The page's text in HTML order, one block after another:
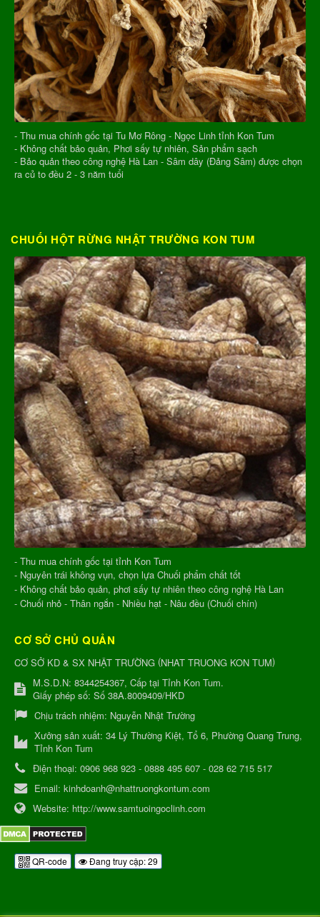
- Thu mua chính gốc tại Tu Mơ Rông - Ngọc Linh tỉnh Kon Tum
- Không chất bảo quản, Phơi sấy tự nhiên, Sản phẩm sạch
- Bảo quản theo công nghệ Hà Lan - Sâm dây (Đảng Sâm) được chọn
ra củ to đều 2 - 3 năm tuổi
CHUỐI HỘT RỪNG NHẬT TRƯỜNG KON TUM
- Thu mua chính gốc tại tỉnh Kon Tum
- Nguyên trái không vụn, chọn lựa Chuối phẩm chất tốt
- Không chất bảo quản, phơi sấy tự nhiên theo công nghệ Hà Lan
- Chuối nhỏ - Thân ngắn - Nhiều hạt - Nâu đều (Chuối chín)
CƠ SỞ CHỦ QUẢN
CƠ SỞ KD & SX NHẬT TRƯỜNG (NHAT TRUONG KON TUM)
M.S.D.N: 8344254367, Cấp tại Tỉnh Kon Tum.
Giấy phép số: Số 38A.8009409/HKD
Chịu trách nhiệm: Nguyễn Nhật Trường
Xưởng sản xuất: 34 Lý Thường Kiệt, Tổ 6, Phường Quang Trung,
Tỉnh Kon Tum
Điện thoại: 0906 968 923 - 0888 495 607 - 028 62 715 517
Email: kinhdoanh@nhattruongkontum.com
Website: http://www.samtuoingoclinh.com
QR-code Đang truy cập: 29